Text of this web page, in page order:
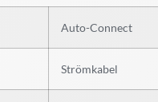
Auto-Connect
Strömkabel